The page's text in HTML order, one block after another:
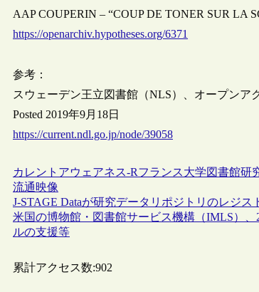
AAP COUPERIN – “COUP DE TONER SUR LA
https://openarchiv.hypotheses.org/6371
参考：
スウェーデン王立図書館（NLS）、オープン
Posted 2019年9月18日
https://current.ndl.go.jp/node/39058
カレントアウェアネス-Rフランス大学図書館研
流通映像
J-STAGE Dataが研究データリポジトリのレジス
米国の博物館・図書館サービス機構（IMLS）
ルの支援等
累計アクセス数:902